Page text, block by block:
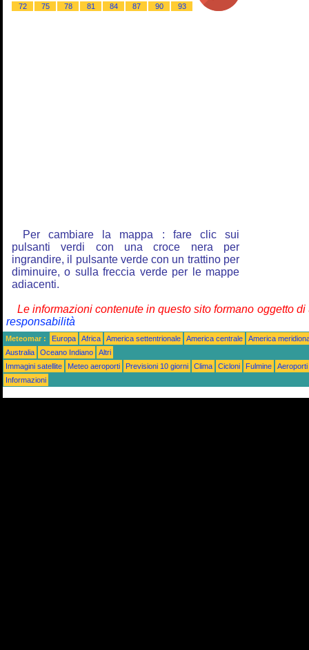
72
75 78 81 84 87 90 93
Per cambiare la mappa : fare clic sui
pulsanti verdi con una croce nera per
ingrandire, il pulsante verde con un trattino per
diminuire, o sulla freccia verde per le mappe
adiacenti.
Le informazioni contenute in questo sito formano oggetto
responsabilità
Meteomar : Europa Africa America settentrionale America centrale
America
Australia
Oceano Indiano
Altri
Immagini satellite
Meteo aeroporti Previsioni 10 giorni Clima Cicloni Fulmine
Aeroporti
Informazioni